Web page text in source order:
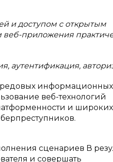
и доступом с открытым
веб-приложения
аутентификация,
информационных
веб-технологий
и широких
сценариев В
и совершать